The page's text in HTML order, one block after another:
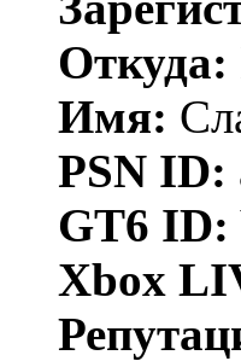
Откуда:
Имя:
PSN ID:
GT6 ID:
Xbox